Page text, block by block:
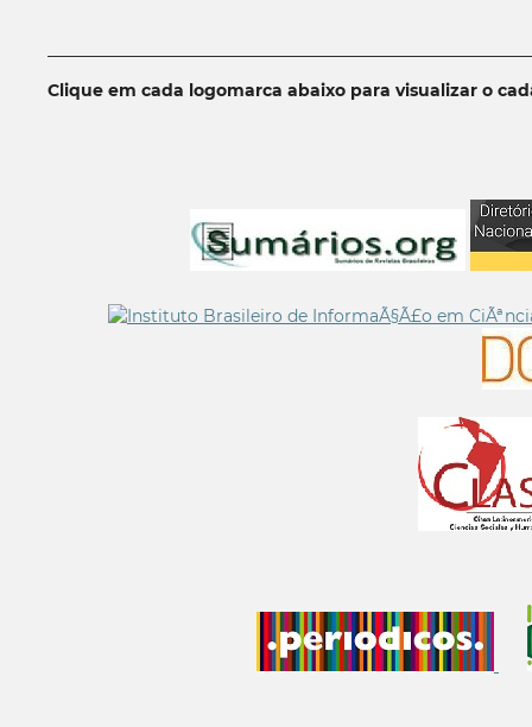
Clique em cada logomarca abaixo para visualizar o